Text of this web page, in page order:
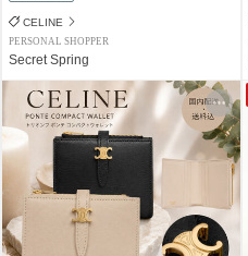
CELINE
PERSONAL SHOPPER
Secret Spring